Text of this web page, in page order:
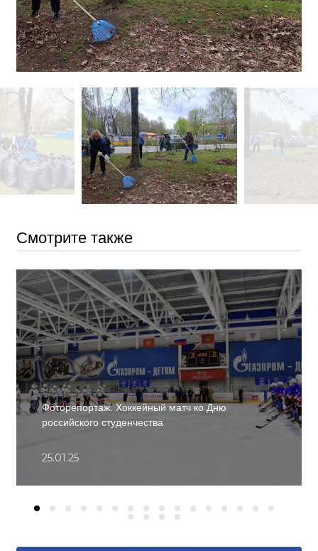
Смотрите также
Фоторепортаж. Хоккейный матч ко Дню
российского студенчества
25.01.25